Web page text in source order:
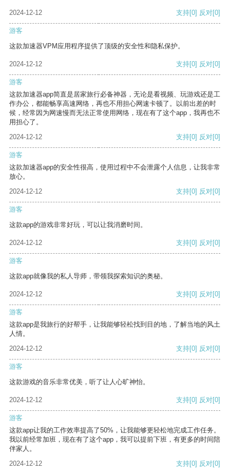
2024-12-12 支持[0] 反对[0]
游客
这款加速器VPM应用程序提供了顶级的安全性和隐私保护。
2024-12-12 支持[0] 反对[0]
游客
这款加速器app简直是居家旅行必备神器，无论是看视频、玩游戏还是工
作办公，都能畅享高速网络，再也不用担心网速卡顿了。以前出差的时
候，经常因为网速慢而无法正常使用网络，现在有了这个app，我再也不
用担心了。
2024-12-12
支持[0] 反对[0]
游客
这款加速器app的安全性很高，使用过程中不会泄露个人信息，让我非常
放心。
2024-12-12
支持[0] 反对[0]
游客
这款app的游戏非常好玩，可以让我消磨时间。
2024-12-12 支持[0] 反对[0]
游客
这款app就像我的私人导师，带领我探索知识的奥秘。
2024-12-12 支持[0] 反对[0]
游客
这款app是我旅行的好帮手，让我能够轻松找到目的地，了解当地的风土
人情。
2024-12-12
支持[0] 反对[0]
游客
这款游戏的音乐非常优美，听了让人心旷神怡。
2024-12-12 支持[0] 反对[0]
游客
这款app让我的工作效率提高了50%，让我能够更轻松地完成工作任务。
我以前经常加班，现在有了这个app，我可以提前下班，有更多的时间陪
伴家人。
2024-12-12
支持[0] 反对[0]